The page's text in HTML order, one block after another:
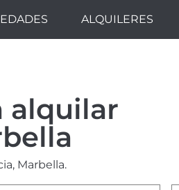
ALQUILERES
alquilar
Marbella.